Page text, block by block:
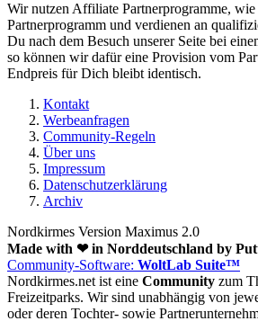
Wir nutzen Affiliate Partnerprogramme, wie
Partnerprogramm und verdienen an
Du nach dem Besuch unserer Seite bei
so können wir dafür eine Provision vom
Endpreis für Dich bleibt identisch.
Kontakt
Werbeanfragen
Community-Regeln
Über uns
Impressum
Datenschutzerklärung
Archiv
Nordkirmes Version Maximus 2.0
Made with ❤ in Norddeutschland by
Community-Software: WoltLab Suite™
Nordkirmes.net ist eine Community zum
Freizeitparks. Wir sind unabhängig von
oder deren Tochter- sowie